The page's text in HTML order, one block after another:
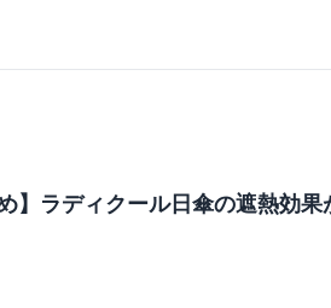
】ラディクール日傘の遮熱効